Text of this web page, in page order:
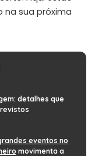
na sua próxima
detalhes que
eventos no
movimenta a